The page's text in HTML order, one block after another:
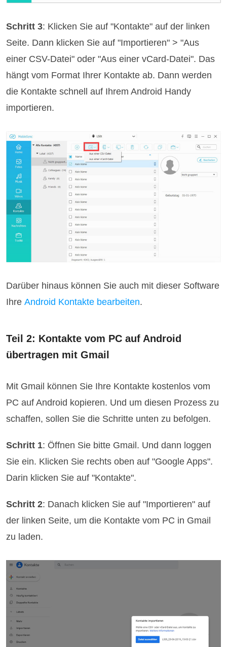
Schritt 3: Klicken Sie auf "Kontakte" auf der linken
Seite. Dann klicken Sie auf "Importieren" > "Aus
einer CSV-Datei" oder "Aus einer vCard-Datei". Das
hängt vom Format Ihrer Kontakte ab. Dann werden
die Kontakte schnell auf Ihrem Android Handy
importieren.
Darüber hinaus können Sie auch mit dieser Software
IhreAndroid Kontakte bearbeiten.
Teil 2: Kontakte vom PC auf Android
übertragen mit Gmail
Mit Gmail können Sie Ihre Kontakte kostenlos vom
PC auf Android kopieren. Und um diesen Prozess zu
schaffen, sollen Sie die Schritte unten zu befolgen.
Schritt 1: Öffnen Sie bitte Gmail. Und dann loggen
Sie ein. Klicken Sie rechts oben auf "Google Apps".
Darin klicken Sie auf "Kontakte".
Schritt 2: Danach klicken Sie auf "Importieren" auf
der linken Seite, um die Kontakte vom PC in Gmail
zu laden.